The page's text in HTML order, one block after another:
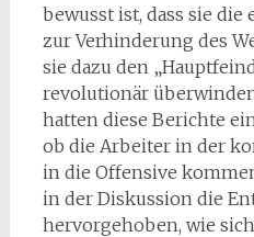
bewusst ist, dass sie
zur Verhinderung des
sie dazu den
revolutionär
hatten diese Berichte
ob die Arbeiter in der
in die Offensive
in der Diskussion die
hervorgehoben, wie